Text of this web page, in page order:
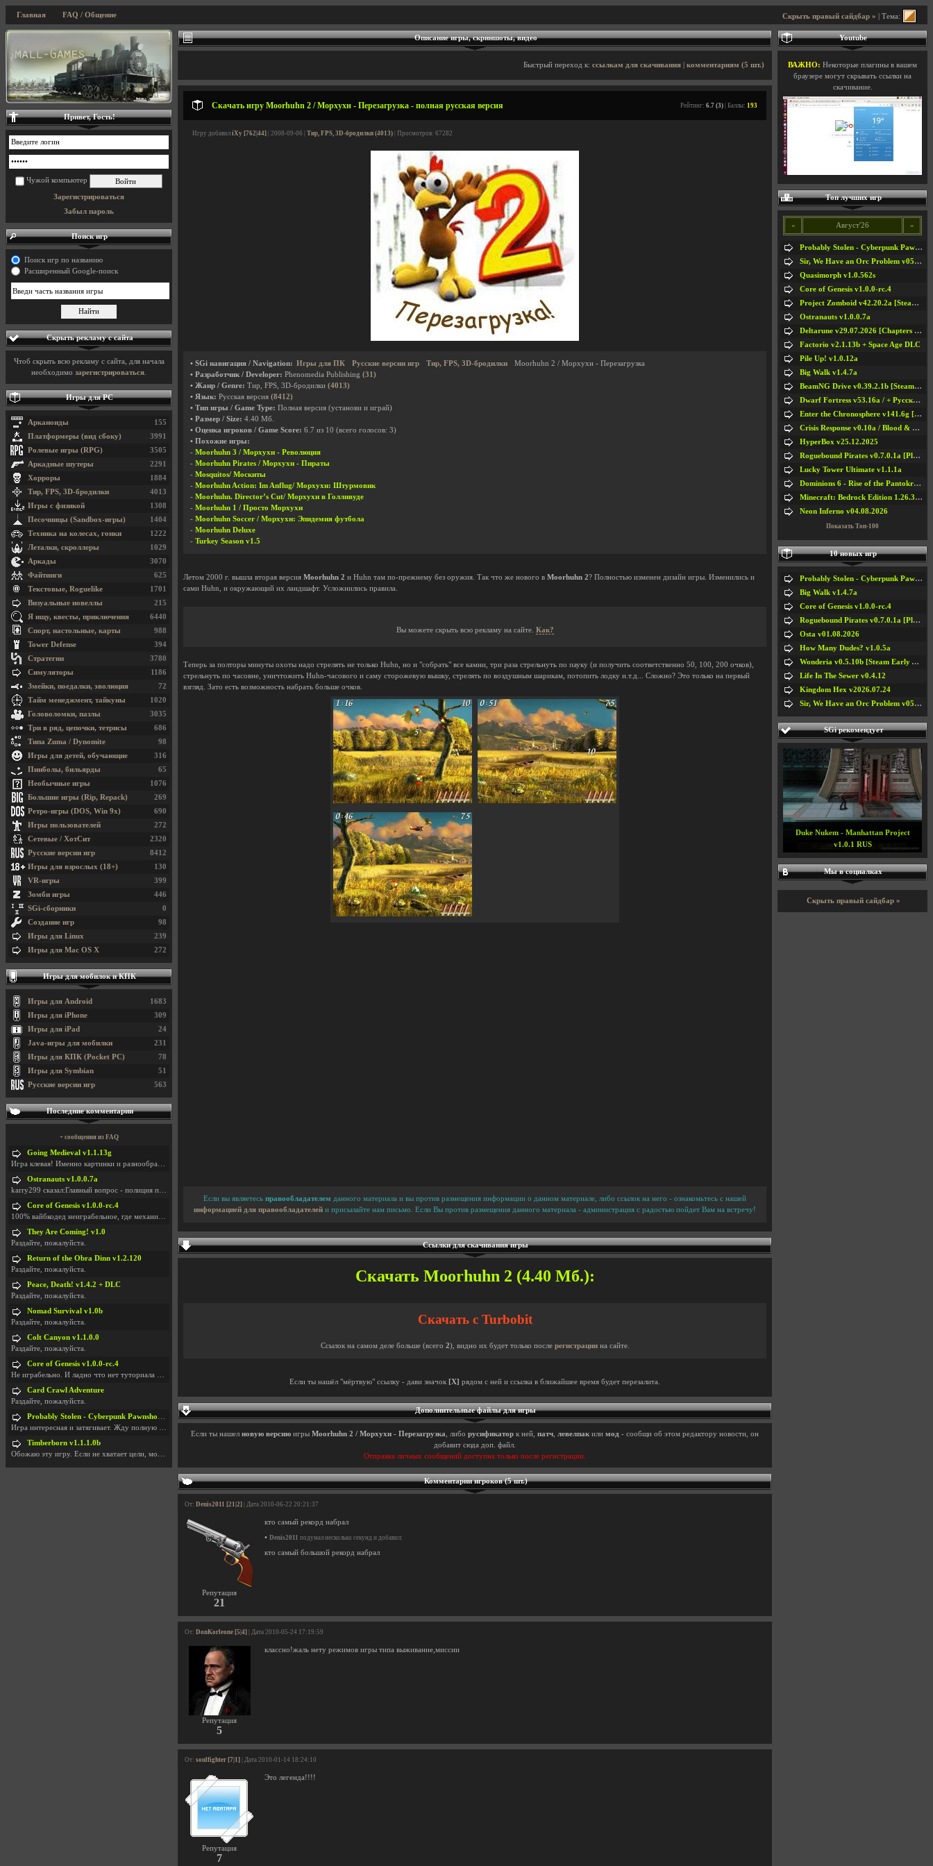
Скрыть правый сайдбар » | Тема:
Главная FAQ / Общение
Описание игры, скриншоты, видео
Быстрый переход к: ссылкам для скачивания комментариям (5 шт.)
Скачать игру Moorhuhn 2 / Морхухн - Перезагрузка - полная русская версия Рейтинг: 6.7 (3) | Баллы: 193
Игру добавил iXy [762|44] | 2008-09-06 | Тир, FPS, 3D-бродилки (4013) | Просмотров: 67282
• SGi навигация / Navigation: Игры для ПК Русские версии игр Тир, FPS, 3D-бродилки
Moorhuhn 2 / Морхухн - Перезагрузка
• Разработчик / Developer: Phenomedia Publishing (31)
• Жанр / Genre: Тир, FPS, 3D-бродилки (4013)
• Язык: Русская версия (8412)
• Тип игры / Game Type: Полная версия (установи и играй)
• Размер / Size: 4.40 Мб.
• Оценка игроков / Game Score: 6.7 из 10 (всего голосов: 3)
• Похожие игры:
- Moorhuhn 3 / Морхухн - Революция
- Moorhuhn Pirates / Морхухн - Пираты
- Mosquitos/ Москиты
- Moorhuhn Action: Im Anflug/ Морхухн: Штурмовик
- Moorhuhn. Director’s Cut/ Морхухн в Голливуде
- Moorhuhn 1 / Просто Морхухн
- Moorhuhn Soccer / Морхухн: Эпидемия футбола
- Moorhuhn Deluxe
- Turkey Season v1.5
Летом 2000 г. вышла вторая версия Moorhuhn 2 и Huhn там по-прежнему без оружия. Так что же нового в Moorhuhn 2? Полностью изменен дизайн игры. Изменились и
сами Huhn, и окружающий их ландшафт. Усложнились правила.
Вы можете скрыть всю рекламу на сайте. Как?
Теперь за полторы минуты охоты надо стрелять не только Huhn, но и "собрать" все камни, три раза стрельнуть по пауку (и получить соответственно 50, 100, 200 очков),
стрельнуть по часовне, уничтожить Huhn-часового и саму сторожевую вышку, стрелять по воздушным шарикам, потопить лодку и.т.д... Сложно? Это только на первый
взгляд. Зато есть возможность набрать больше очков.
Если вы являетесь правообладателем данного материала и вы против размещения информации о данном материале, либо ссылок на него - ознакомьтесь с нашей
информацией для правообладателей и присылайте нам письмо. Если Вы против размещения данного материала - администрация с радостью пойдет Вам на встречу!
Ссылки для скачивания игры
Скачать Moorhuhn 2 (4.40 Мб.):
Скачать с Turbobit
Ссылок на самом деле больше (всего 2), видно их будет только после регистрациина сайте.
Если ты нашёл "мёртвую" ссылку - дави значок [X] рядом с ней и ссылка в ближайшее время будет перезалита.
Дополнительные файлы для игры
Если ты нашел новую версию игры Moorhuhn 2 / Морхухн - Перезагрузка , либо русификатор к ней, патч левелпак или мод - сообщи об этом редактору новости, он
добавит сюда доп. файл.
Отправка личных сообщений доступна только после регистрации.
Комментарии игроков (5 шт.)
От: Denis2011 [21|2] | Дата 2010-06-22 20:21:37
Репутация
21
кто самый рекорд набрал
• Denis2011 подумал несколько секунд и добавил:
кто самый большой рекорд набрал
От: DonKorleone [5|4] | Дата 2010-05-24 17:19:59
Репутация
5
классно!жаль нету режимов игры типа выживание,миссии
От: soulfighter [7|1] | Дата 2010-01-14 18:24:10
Репутация
7
Это легенда!!!!
Привет, Гость!
Чужой компьютер
Зарегистрироваться
Забыл пароль
Поиск игр
Поиск игр по названию
Расширенный Google-поиск
Скрыть рекламу с сайта
Чтоб скрыть всю рекламу с сайта, для начала
необходимо зарегистрироваться
Игры для PC
155
Арканоиды
3991
Платформеры (вид сбоку)
3505
Ролевые игры (RPG)
2291
Аркадные шутеры
1884
Хорроры
4013
Тир, FPS, 3D-бродилки
1308
Игры с физикой
1404
Песочницы (Sandbox-игры)
1222
Техника на колесах, гонки
1029
Леталки, скроллеры
3070
Аркады
625
Файтинги
1701
Текстовые, Roguelike
215
Визуальные новеллы
6440
Я ищу, квесты, приключения
988
Спорт, настольные, карты
394
Tower Defense
3780
Стратегии
1186
Симуляторы
72
Змейки, поедалки, эволюция
1020
Тайм менеджмент, тайкуны
3035
Головоломки, пазлы
686
Три в ряд, цепочки, тетрисы
98
Типа Zuma / Dynomite
316
Игры для детей, обучающие
65
Пинболы, бильярды
1076
Необычные игры
269
Большие игры (Rip, Repack)
690
Ретро-игры (DOS, Win 9x)
272
Игры пользователей
2320
Сетевые / ХотСит
8412
Русские версии игр
130
Игры для взрослых (18+)
399
VR-игры
446
Зомби игры
0
SGi-сборники
98
Создание игр
239
Игры для Linux
272
Игры для Mac OS X
Игры для мобилок и КПК
1683
Игры для Android
309
Игры для iPhone
24
Игры для iPad
231
Java-игры для мобилки
78
Игры для КПК (Pocket PC)
51
Игры для Symbian
563
Русские версии игр
Последние комментарии
+ сообщения из FAQ
Going Medieval v1.1.13g
Игра клевая! Именно картинки и разнообразия в стро
Ostranauts v1.0.0.7a
karry299 сказал:Главный вопрос - полиция по-прежне
Core of Genesis v1.0.0-rc.4
100% вайбкодед неиграбельное, где механики знает т
They Are Coming! v1.0
Раздайте, пожалуйста.
Return of the Obra Dinn v1.2.120
Раздайте, пожалуйста.
Peace, Death! v1.4.2 + DLC
Раздайте, пожалуйста.
Nomad Survival v1.0b
Раздайте, пожалуйста.
Colt Canyon v1.1.0.0
Раздайте, пожалуйста.
Core of Genesis v1.0.0-rc.4
Не играбельно. И ладно что нет туториала и ничего
Card Crawl Adventure
Раздайте, пожалуйста.
Probably Stolen - Cyberpunk Pawnshop Simulator v048c [Playtest]
Игра интересная и затягивает. Жду полную версию, т
Timberborn v1.1.1.0b
Обожаю эту игру. Если не хватает цели, можно чудо
Youtube
ВАЖНО: Некоторые плагины в вашем
браузере могут скрывать ссылки на
скачивание.
Топ лучших игр
« Август'26 »
Probably Stolen - Cyberpunk Pawnshop Simulator v048c [Playtest]
Sir, We Have an Orc Problem v05.08.2026
Quasimorph v1.0.562s
Core of Genesis v1.0.0-rc.4
Project Zomboid v42.20.2a [Steam Early Access]
Ostranauts v1.0.0.7a
Deltarune v29.07.2026 [Chapters 1-5] / + RUS [Chapters 1-5]
Factorio v2.1.13b + Space Age DLC
Pile Up! v1.0.12a
Big Walk v1.4.7a
BeamNG Drive v0.39.2.1b [Steam Early Access]
Dwarf Fortress v53.16a / + Русская Версия v50.12a
Enter the Chronosphere v141.6g [Steam Early Access]
Crisis Response v0.10a / Blood & Bullet
HyperBox v25.12.2025
Roguebound Pirates v0.7.0.1a [Playtest]
Lucky Tower Ultimate v1.1.1a
Dominions 6 - Rise of the Pantokrator v6.35a
Minecraft: Bedrock Edition 1.26.33.1a / + TLauncher v2.89
Neon Inferno v04.08.2026
Показать Топ-100
10 новых игр
Probably Stolen - Cyberpunk Pawnshop Simulator v048c [Playtest]
Big Walk v1.4.7a
Core of Genesis v1.0.0-rc.4
Roguebound Pirates v0.7.0.1a [Playtest]
Osta v01.08.2026
How Many Dudes? v1.0.5a
Wonderia v0.5.10b [Steam Early Access]
Life In The Sewer v0.4.12
Kingdom Hex v2026.07.24
Sir, We Have an Orc Problem v05.08.2026
SGi рекомендует
Max & the Magic Marker v1.04
Мы в социалках
Скрыть правый сайдбар »